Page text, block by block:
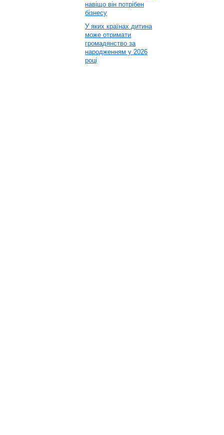
навіщо він потрібен
бізнесу
У яких країнах дитина
може отримати
громадянство за
народженням у 2026
році